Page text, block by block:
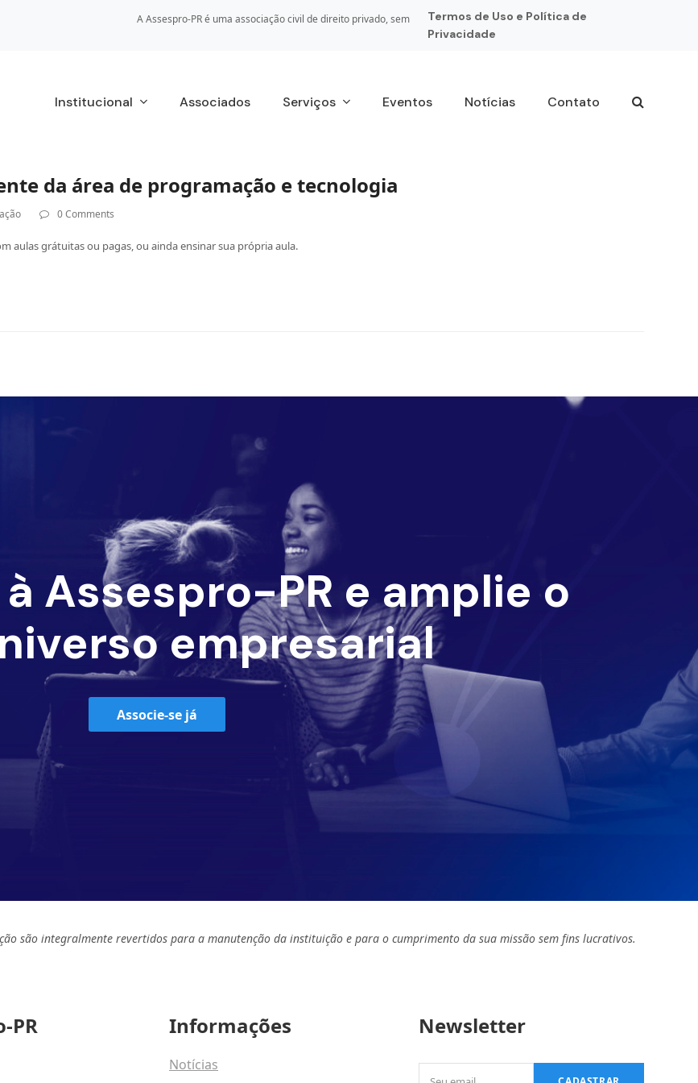
A Assespro-PR é uma associação civil de direito privado, sem
Termos de Uso e Política de
Privacidade
Institucional Associados Serviços Eventos Notícias Contato
da área de programação e tecnologia
0 Comments
aulas grátuitas ou pagas, ou ainda ensinar sua própria aula.
Assespro-PR e amplie o
empresarial
Associe-se já
são integralmente revertidos para a manutenção da instituição e para o cumprimento da sua missão sem fins lucrativos.
PR Informações
Notícias
Newsletter